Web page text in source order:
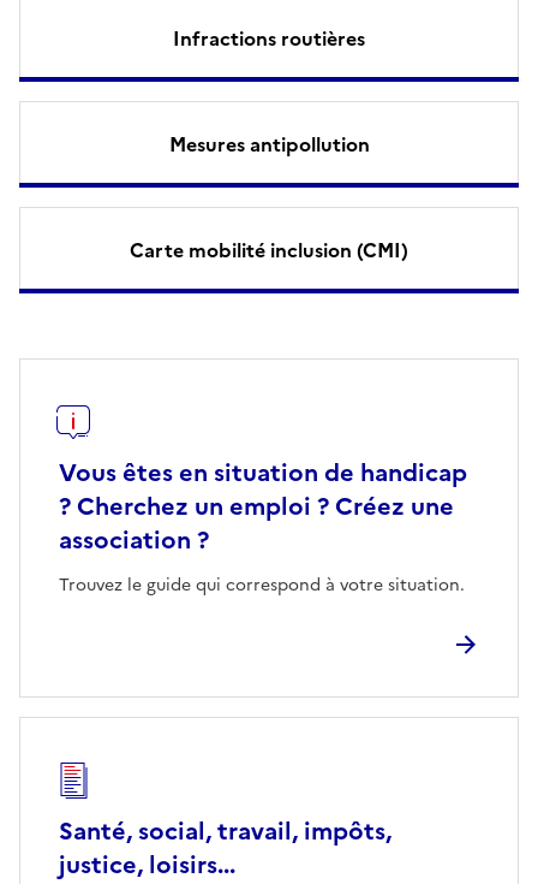
Infractions routières
Mesures antipollution
Carte mobilité inclusion (CMI)
Vous êtes en situation de handicap
? Cherchez un emploi ? Créez une
association ?
Trouvez le guide qui correspond à votre situation.
Santé, social, travail, impôts,
justice, loisirs...